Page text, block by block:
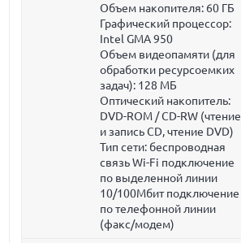
Объем накопителя: 60 ГБ
Графический процессор:
Intel GMA 950
Объем видеопамяти (для
обработки ресурсоемких
задач): 128 МБ
Оптический накопитель:
DVD-ROM / CD-RW (чтение
и запись CD, чтение DVD)
Тип сети: беспроводная
связь Wi-Fi подключение
по выделенной линии
10/100Мбит подключение
по телефонной линии
(факс/модем)